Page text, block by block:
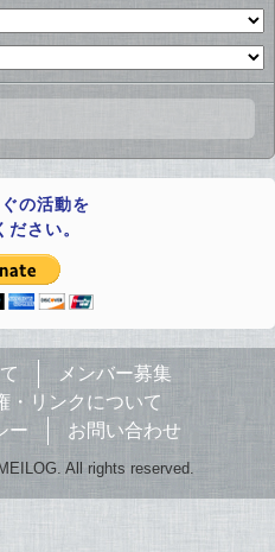
の活動を
ださい。
メンバー募集
・リンクについて
ー
お問い合わせ
All rights reserved.